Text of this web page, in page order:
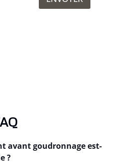
avant goudronnage est-
?